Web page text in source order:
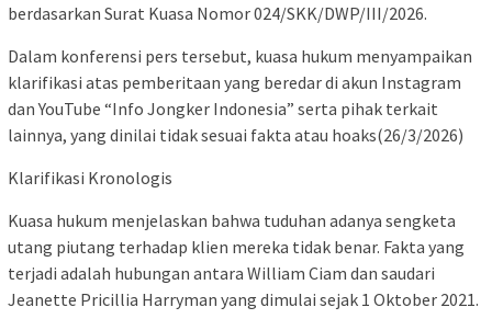
berdasarkan Surat Kuasa Nomor 024/SKK/DWP/III/2026.
Dalam konferensi pers tersebut, kuasa hukum menyampaikan
klarifikasi atas pemberitaan yang beredar di akun Instagram
dan YouTube “Info Jongker Indonesia” serta pihak terkait
lainnya, yang dinilai tidak sesuai fakta atau hoaks(26/3/2026)
Klarifikasi Kronologis
Kuasa hukum menjelaskan bahwa tuduhan adanya sengketa
utang piutang terhadap klien mereka tidak benar. Fakta yang
terjadi adalah hubungan antara William Ciam dan saudari
Jeanette Pricillia Harryman yang dimulai sejak 1 Oktober 2021.